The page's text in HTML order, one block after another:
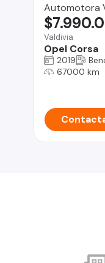
Automotora
Valdivia
Opel Corsa
2019
67000 km